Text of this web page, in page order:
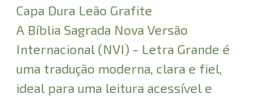
Capa Dura Leão Grafite
A Bíblia Sagrada Nova Versão
Internacional (NVI) - Letra Grande é
uma tradução moderna, clara e fiel,
ideal para uma leitura acessível e